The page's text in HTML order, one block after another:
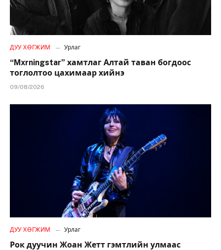
ДУУ ХӨГЖИМ Урлаг
“Mxrningstar” хамтлаг Алтай таван богдоос
тоглолтоо цахимаар хийнэ
09/08/2026
ДУУ ХӨГЖИМ Урлаг
Рок дуучин Жоан Жетт гэмтлийн улмаас